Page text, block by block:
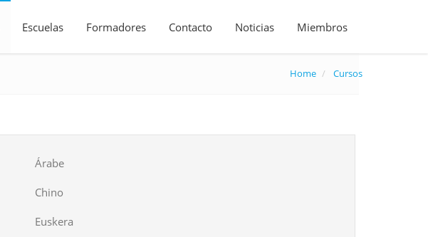
Escuelas Formadores Contacto Noticias Miembros
Home Cursos
Árabe
Chino
Euskera